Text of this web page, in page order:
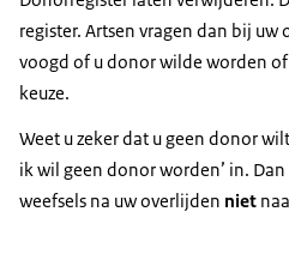
register. Artsen vragen dan bij
voogd of u donor wilde worden
keuze.
Weet u zeker dat u geen donor
ik wil geen donor worden’ in.
weefsels na uw overlijden niet